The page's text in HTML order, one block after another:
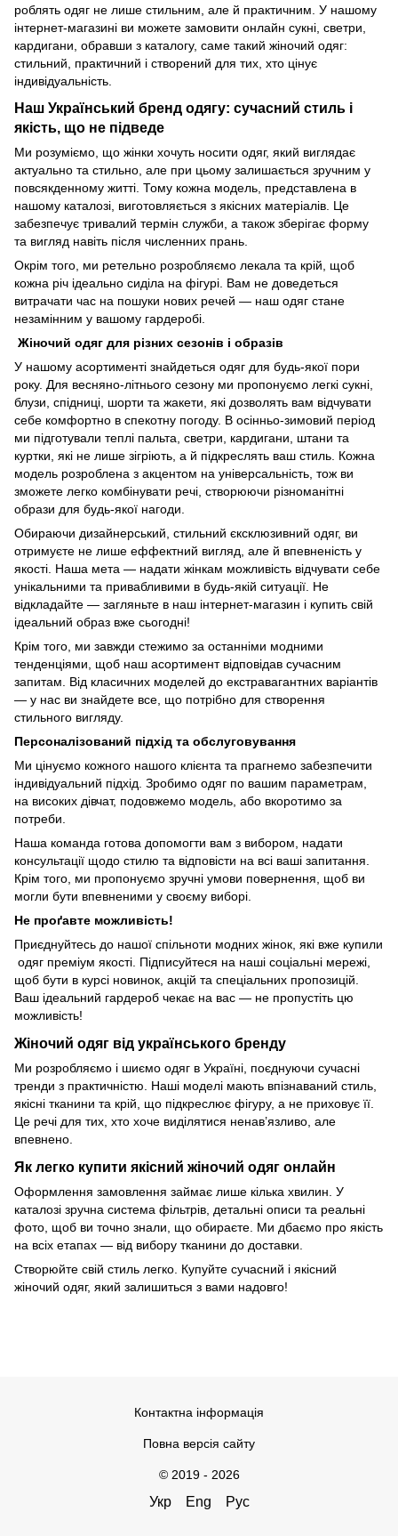
роблять одяг не лише стильним, але й практичним. У нашому
інтернет-магазині ви можете замовити онлайн сукні, светри,
кардигани, обравши з каталогу, саме такий жіночий одяг:
стильний, практичний і створений для тих, хто цінує
індивідуальність.
Наш Український бренд одягу: сучасний стиль і
якість, що не підведе
Ми розуміємо, що жінки хочуть носити одяг, який виглядає
актуально та стильно, але при цьому залишається зручним у
повсякденному житті. Тому кожна модель, представлена в
нашому каталозі, виготовляється з якісних матеріалів. Це
забезпечує тривалий термін служби, а також зберігає форму
та вигляд навіть після численних прань.
Окрім того, ми ретельно розробляємо лекала та крій, щоб
кожна річ ідеально сиділа на фігурі. Вам не доведеться
витрачати час на пошуки нових речей — наш одяг стане
незамінним у вашому гардеробі.
Жіночий одяг для різних сезонів і образів
У нашому асортименті знайдеться одяг для будь-якої пори
року. Для весняно-літнього сезону ми пропонуємо легкі сукні,
блузи, спідниці, шорти та жакети, які дозволять вам відчувати
себе комфортно в спекотну погоду. В осінньо-зимовий період
ми підготували теплі пальта, светри, кардигани, штани та
куртки, які не лише зігріють, а й підкреслять ваш стиль. Кожна
модель розроблена з акцентом на універсальність, тож ви
зможете легко комбінувати речі, створюючи різноманітні
образи для будь-якої нагоди.
Обираючи дизайнерський, стильний єксклюзивний одяг, ви
отримуєте не лише еффектний вигляд, але й впевненість у
якості. Наша мета — надати жінкам можливість відчувати себе
унікальними та привабливими в будь-якій ситуації. Не
відкладайте — загляньте в наш інтернет-магазин і купить свій
ідеальний образ вже сьогодні!
Крім того, ми завжди стежимо за останніми модними
тенденціями, щоб наш асортимент відповідав сучасним
запитам. Від класичних моделей до екстравагантних варіантів
— у нас ви знайдете все, що потрібно для створення
стильного вигляду.
Персоналізований підхід та обслуговування
Ми цінуємо кожного нашого клієнта та прагнемо забезпечити
індивідуальний підхід. Зробимо одяг по вашим параметрам,
на високих дівчат, подовжемо модель, або вкоротимо за
потреби.
Наша команда готова допомогти вам з вибором, надати
консультації щодо стилю та відповісти на всі ваші запитання.
Крім того, ми пропонуємо зручні умови повернення, щоб ви
могли бути впевненими у своєму виборі.
Не проґавте можливість!
Приєднуйтесь до нашої спільноти модних жінок, які вже купили
одяг преміум якості. Підписуйтеся на наші соціальні мережі,
щоб бути в курсі новинок, акцій та спеціальних пропозицій.
Ваш ідеальний гардероб чекає на вас — не пропустіть цю
можливість!
Жіночий одяг від українського бренду
Ми розробляємо і шиємо одяг в Україні, поєднуючи сучасні
тренди з практичністю. Наші моделі мають впізнаваний стиль,
якісні тканини та крій, що підкреслює фігуру, а не приховує її.
Це речі для тих, хто хоче виділятися ненав’язливо, але
впевнено.
Як легко купити якісний жіночий одяг онлайн
Оформлення замовлення займає лише кілька хвилин. У
каталозі зручна система фільтрів, детальні описи та реальні
фото, щоб ви точно знали, що обираєте. Ми дбаємо про якість
на всіх етапах — від вибору тканини до доставки.
Створюйте свій стиль легко. Купуйте сучасний і якісний
жіночий одяг, який залишиться з вами надовго!
Контактна інформація
Повна версія сайту
© 2019 - 2026
Укр Eng Рус